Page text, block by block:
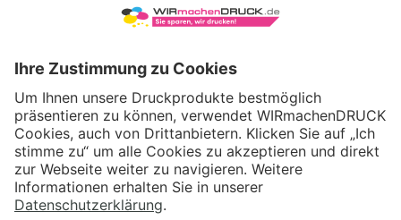
WIRmachenDRUCK GmbH
71522 Backnang
Tel.: +49 (0) 711 995 982 - 20
Fax: +49 (0) 711 995 982 - 21
SOCIAL MEDIA